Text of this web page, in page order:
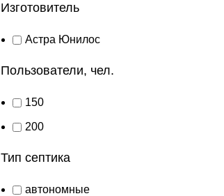
Изготовитель
Астра Юнилос
Пользователи, чел.
150
200
Тип септика
автономные